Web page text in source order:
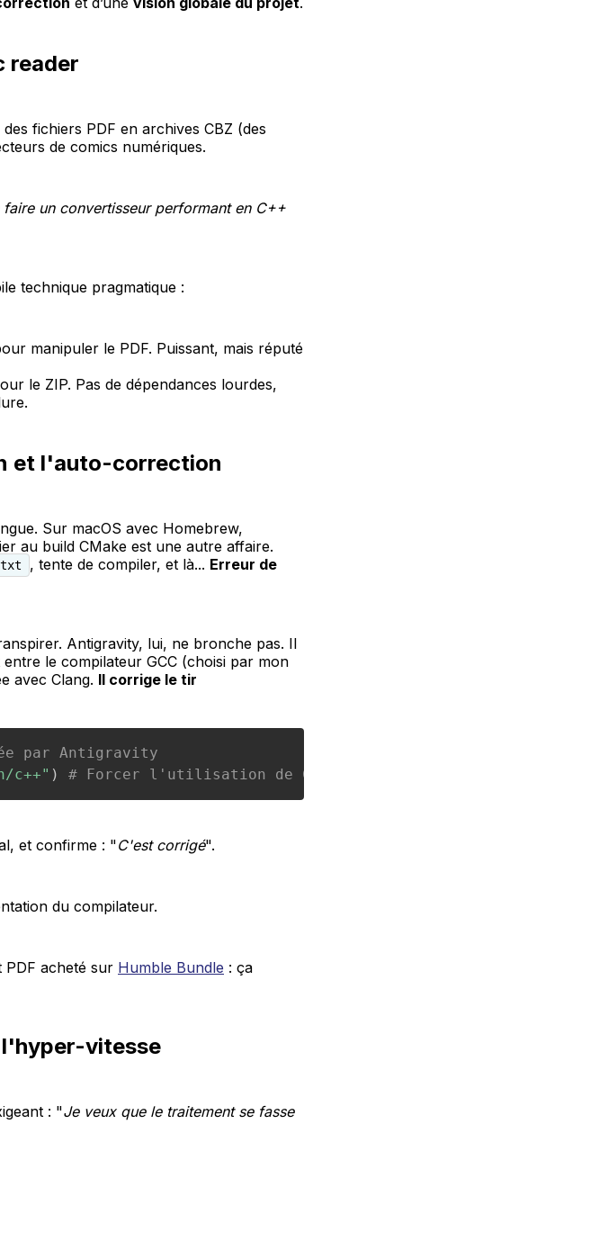
reader
fichiers PDF en archives CBZ (des
de comics numériques.
faire un convertisseur performant en C++
technique pragmatique :
manipuler le PDF. Puissant, mais réputé
le ZIP. Pas de dépendances lourdes,
et l'auto-correction
Sur macOS avec Homebrew,
au build CMake est une autre affaire.
, tente de compiler, et là... Erreur de
Antigravity, lui, ne bronche pas. Il
le compilateur GCC (choisi par mon
avec Clang. Il corrige le tir
par Antigravity
c++" ) # Forcer l'utilisation de Clang sur Mac
et confirme : "C'est corrigé".
du compilateur.
acheté sur Humble Bundle : ça
l'hyper-vitesse
: "Je veux que le traitement se fasse